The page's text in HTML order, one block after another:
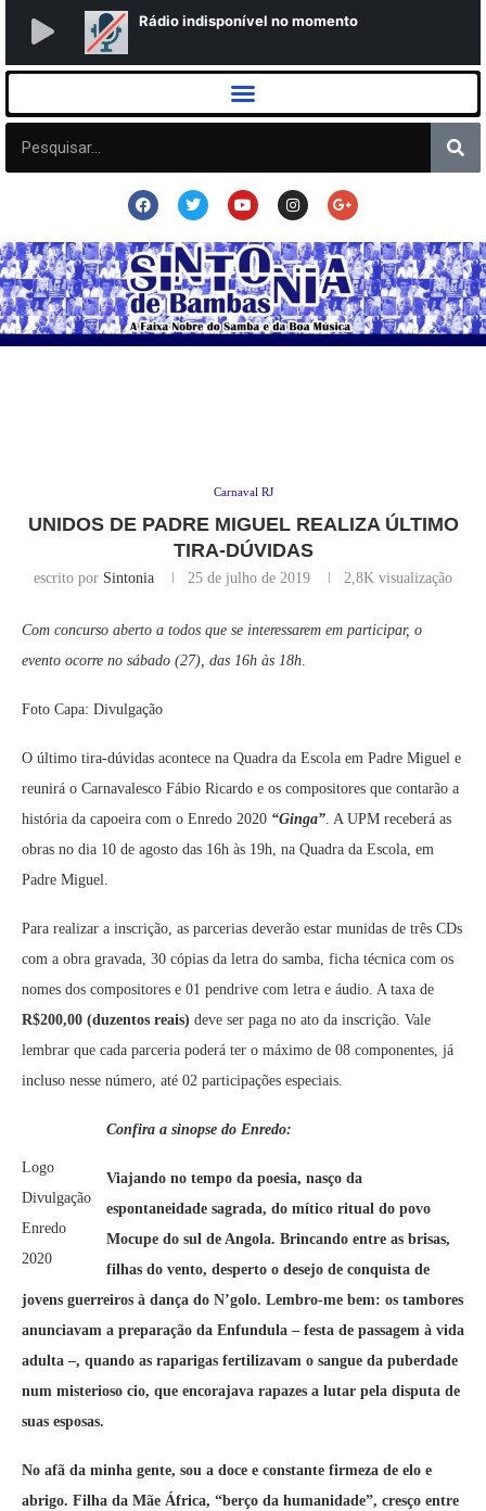
Carnaval RJ
UNIDOS DE PADRE MIGUEL REALIZA ÚLTIMO
TIRA-DÚVIDAS
escrito por Sintonia 25 de julho de 2019 2,8K visualização
Com concurso aberto a todos que se interessarem em participar, o
evento ocorre no sábado (27), das 16h às 18h.
Foto Capa: Divulgação
O último tira-dúvidas acontece na Quadra da Escola em Padre Miguel e
reunirá o Carnavalesco Fábio Ricardo e os compositores que contarão a
história da capoeira com o Enredo 2020 “Ginga”. A UPM receberá as
obras no dia 10 de agosto das 16h às 19h, na Quadra da Escola, em
Padre Miguel.
Para realizar a inscrição, as parcerias deverão estar munidas de três CDs
com a obra gravada, 30 cópias da letra do samba, ficha técnica com os
nomes dos compositores e 01 pendrive com letra e áudio. A taxa de
R$200,00 (duzentos reais) deve ser paga no ato da inscrição. Vale
lembrar que cada parceria poderá ter o máximo de 08 componentes, já
incluso nesse número, até 02 participações especiais.
Logo
Divulgação
Enredo
2020
Confira a sinopse do Enredo:
Viajando no tempo da poesia, nasço da
espontaneidade sagrada, do mítico ritual do povo
Mocupe do sul de Angola. Brincando entre as brisas,
filhas do vento, desperto o desejo de conquista de
jovens guerreiros à dança do N’golo. Lembro-me bem: os tambores
anunciavam a preparação da Enfundula – festa de passagem à vida
adulta –, quando as raparigas fertilizavam o sangue da puberdade
num misterioso cio, que encorajava rapazes a lutar pela disputa de
suas esposas.
No afã da minha gente, sou a doce e constante firmeza de elo e
abrigo. Filha da Mãe África, “berço da humanidade”, cresço entre